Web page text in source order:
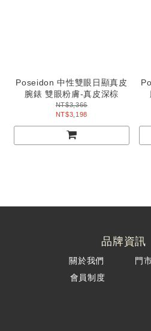
Poseidon 中性雙眼日顯真皮
腕錶 雙眼粉膚-真皮深棕
NT$3,366
NT$3,198
品牌資訊
關於我們
門
會員制度